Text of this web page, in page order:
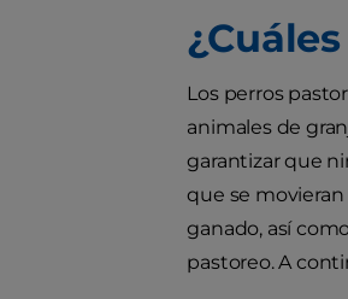
Los perros
animales de
garantizar que
que se movieran
ganado, así
pastoreo. A